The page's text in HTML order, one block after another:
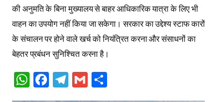
की अनुमति के बिना मुख्यालय से बाहर आधिकारिक यात्रा के लिए भी
वाहन का उपयोग नहीं किया जा सकेगा। सरकार का उद्देश्य स्टाफ कारों
के संचालन पर होने वाले खर्च को नियंत्रित करना और संसाधनों का
बेहतर प्रबंधन सुनिश्चित करना है।
WhatsApp
Facebook
Telegram
Gmail